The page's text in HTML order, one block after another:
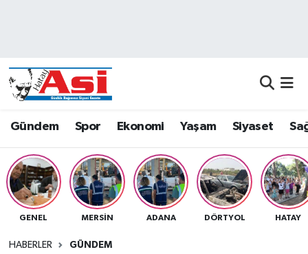
Gündem Spor Ekonomi Yaşam Siyaset
GENEL MERSIN ADANA DÖRTYOL HATAY
HABERLER GÜNDEM
Dünya
Eğitim
Ekonomi
Gündem
Hava Durumu
Namaz Vakitleri
Trafik Durumu
Süper Lig Puan Durumu ve Fikstür